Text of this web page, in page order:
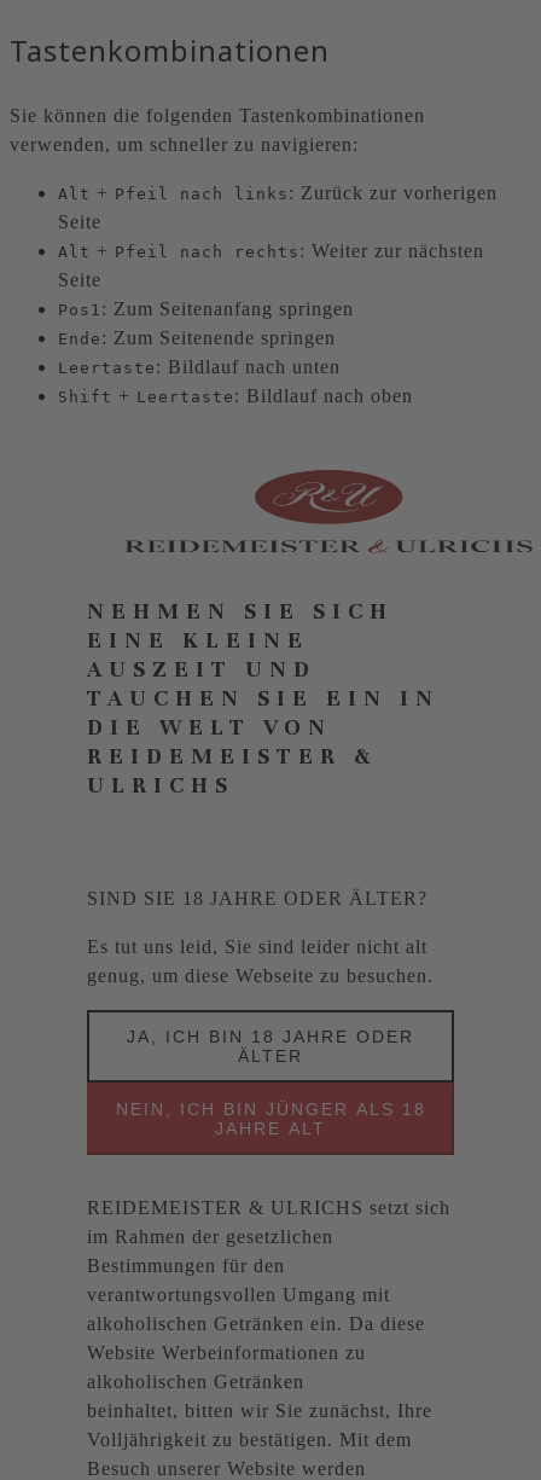
Tastenkombinationen
Sie können die folgenden Tastenkombinationen
verwenden, um schneller zu navigieren:
Alt + Pfeil nach links : Zurück zur vorherigen
Seite
Alt + Pfeil nach rechts : Weiter zur nächsten
Seite
Pos1 : Zum Seitenanfang springen
Ende : Zum Seitenende springen
Leertaste : Bildlauf nach unten
Shift + Leertaste : Bildlauf nach oben
NEHMEN SIE SICH
EINE KLEINE
AUSZEIT UND
TAUCHEN SIE EIN IN
DIE WELT VON
REIDEMEISTER &
ULRICHS
SIND SIE 18 JAHRE ODER ÄLTER?
Es tut uns leid, Sie sind leider nicht alt
genug, um diese Webseite zu besuchen.
JA, ICH BIN 18 JAHRE ODER
ÄLTER
NEIN, ICH BIN JÜNGER ALS 18
JAHRE ALT
REIDEMEISTER & ULRICHS setzt sich
im Rahmen der gesetzlichen
Bestimmungen für den
verantwortungsvollen Umgang mit
alkoholischen Getränken ein. Da diese
Website Werbeinformationen zu
alkoholischen Getränken
beinhaltet, bitten wir Sie zunächst, Ihre
Volljährigkeit zu bestätigen. Mit dem
Besuch unserer Website werden